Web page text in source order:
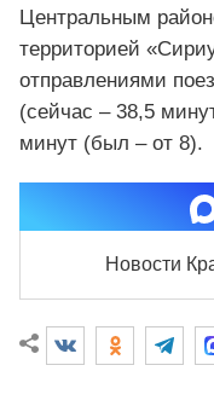
Центральным
территорией
отправлениями
(сейчас – 38,5
минут (был – от 8).
Новости